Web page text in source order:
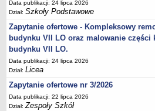
UDOSTĘPNIANIE INFORMACJI PUBLICZNEJ
OCHRONA DANYCH OSOBOWYCH
Data publikacji: 24 lipca 2026
Dział:Szkoły Podstawowe
Zapytanie ofertowe - Kompleksowy
budynku VII LO oraz malowanie części
budynku VII LO.
Data publikacji: 24 lipca 2026
Dział:Licea
Zapytanie ofertowe nr 3/2026
Data publikacji: 22 lipca 2026
Dział:Zespoły Szkół